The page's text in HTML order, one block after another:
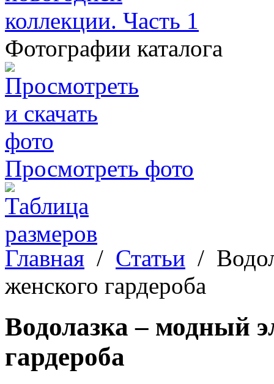
Фотографии каталога
Просмотреть фото
Главная / Статьи /
женского гардероба
Водолазка – модный
гардероба